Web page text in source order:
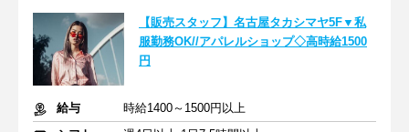
【販売スタッフ】名古屋タカシマヤ5F▼私
服勤務OK//アパレルショップ◇高時給1500
円
給与
時給1400～1500円以上